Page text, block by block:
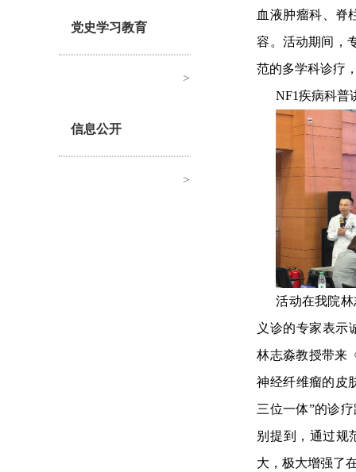
党史学习教育
>
信息公开
>
血液肿瘤科、脊
容。活动期间，
范的多学科诊疗
NF1疾病科
活动在我院
义诊的专家表示
林志淼教授带来
神经纤维瘤的皮
三位一体”的诊
别提到，通过规
大，极大增强了